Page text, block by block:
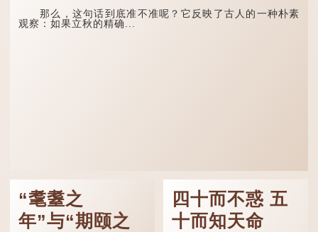
那么，这句话到底准不准呢？它反映了古人的一种朴素
观察：如果立秋的精确...
“耄耋之
年”与“期颐之
四十而不惑 五
十而知天命